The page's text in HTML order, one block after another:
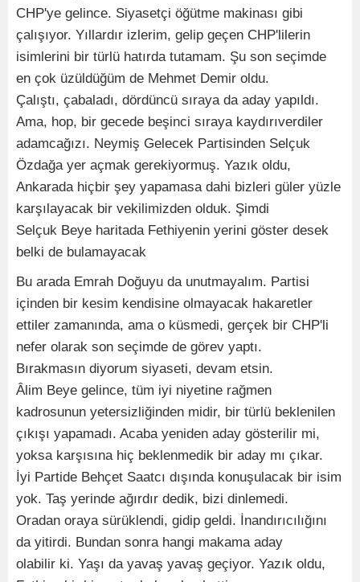
CHP'ye gelince. Siyasetçi öğütme makinası gibi
çalışıyor. Yıllardır izlerim, gelip geçen CHP'lilerin
isimlerini bir türlü hatırda tutamam. Şu son seçimde
en çok üzüldüğüm de Mehmet Demir oldu.
Çalıştı, çabaladı, dördüncü sıraya da aday yapıldı.
Ama, hop, bir gecede beşinci sıraya kaydırıverdiler
adamcağızı. Neymiş Gelecek Partisinden Selçuk
Özdağa yer açmak gerekiyormuş. Yazık oldu,
Ankarada hiçbir şey yapamasa dahi bizleri güler yüzle
karşılayacak bir vekilimizden olduk. Şimdi
Selçuk Beye haritada Fethiyenin yerini göster desek
belki de bulamayacak
Bu arada Emrah Doğuyu da unutmayalım. Partisi
içinden bir kesim kendisine olmayacak hakaretler
ettiler zamanında, ama o küsmedi, gerçek bir CHP'li
nefer olarak son seçimde de görev yaptı.
Bırakmasın diyorum siyaseti, devam etsin.
Âlim Beye gelince, tüm iyi niyetine rağmen
kadrosunun yetersizliğinden midir, bir türlü beklenilen
çıkışı yapamadı. Acaba yeniden aday gösterilir mi,
yoksa karşısına hiç beklenmedik bir aday mı çıkar.
İyi Partide Behçet Saatcı dışında konuşulacak bir isim
yok. Taş yerinde ağırdır dedik, bizi dinlemedi.
Oradan oraya sürüklendi, gidip geldi. İnandırıcılığını
da yitirdi. Bundan sonra hangi makama aday
olabilir ki. Yaşı da yavaş yavaş geçiyor. Yazık oldu,